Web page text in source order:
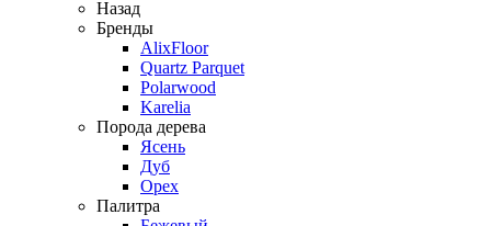
Назад
Бренды
AlixFloor
Quartz Parquet
Polarwood
Karelia
Порода дерева
Ясень
Дуб
Орех
Палитра